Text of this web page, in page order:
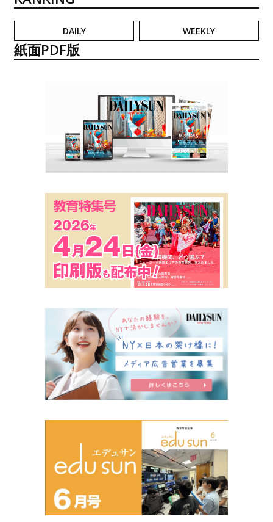
DAILY WEEKLY
紙面PDF版